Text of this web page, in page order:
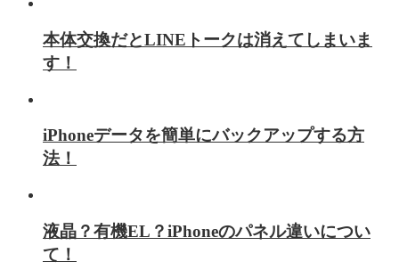
本体交換だとLINEトークは消えてしまいま
す！
iPhoneデータを簡単にバックアップする方
法！
液晶？有機EL？iPhoneのパネル違いについ
て！